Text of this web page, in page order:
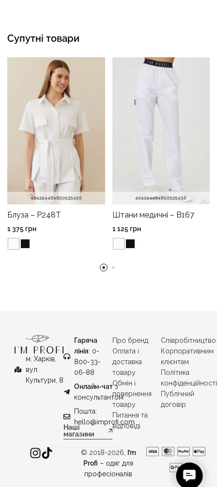
Супутні товари
404244464850525456
Блуза – P248T
1 375 грн
404244464850525456
Штани медичні – B167
1 125 грн
м. Харків,
вул.
Культури, 8
Гаряча
лінія: 0-
800-33-
06-88
Онлайн-чатз
консультантом
Пошта:
hello@improfi.com
Наші
магазини
Про бренд
Оплата і
доставка
товару
Обмін і
повернення
товару
Питання та
відповіді
Співробітництво
Корпоративним
клієнтам
Політика
конфіденційності
Публічний
договір
© 2018-2026, I’m
Profi – одяг для
професіоналів
C